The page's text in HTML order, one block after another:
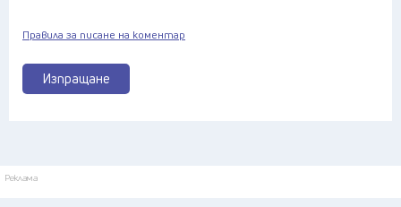
Изпращане
Правила за писане на коментар
Реклама